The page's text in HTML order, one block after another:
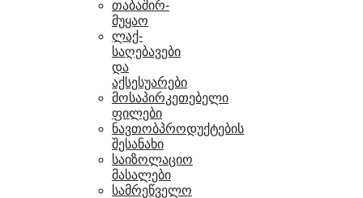
თაბაშირ-
მუყაო
ლაქ-
საღებავები
და
აქსესუარები
მოსაპირკეთებელი
ფილები
ნავთობპროდუქტების
შესანახი
საიზოლაციო
მასალები
სამრეწველო